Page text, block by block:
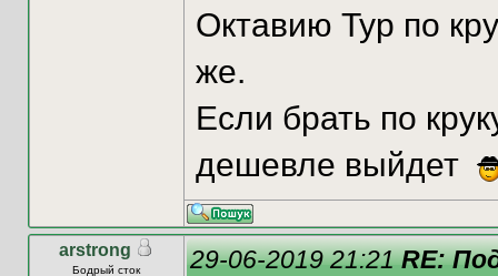
Октавию Тур по
же.
Если брать по
дешевле выйдет
arstrong
Бодрый сток 29-06-2019 21:21RE: